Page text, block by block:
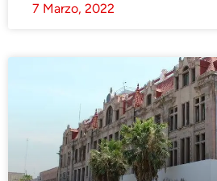
7 Marzo, 2022